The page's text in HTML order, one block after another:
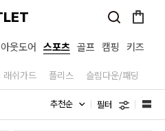
아웃도어 스포츠 골프 캠핑 키즈
래쉬가드 플리스 슬림다운/패딩
필터